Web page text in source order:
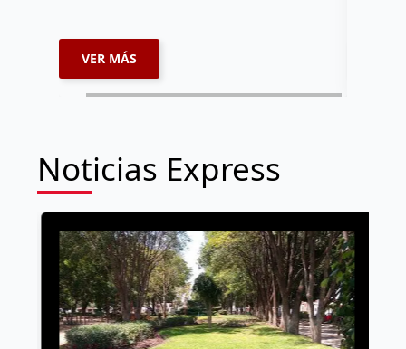
VER MÁS
Noticias Express